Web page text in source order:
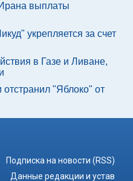
выплаты
укрепляется за счет
в Газе и Ливане,
"Яблоко" от
Подписка на новости (RSS)
Данные редакции и устав